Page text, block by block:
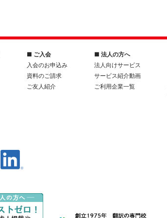
■ ご入会
入会のお申込み
資料のご請求
ご友人紹介
■ 法人の方へ
法人向けサービス
サービス紹介動画
ご利用企業一覧